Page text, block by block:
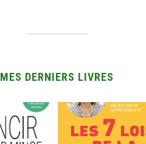
MES DERNIERS LIVRES